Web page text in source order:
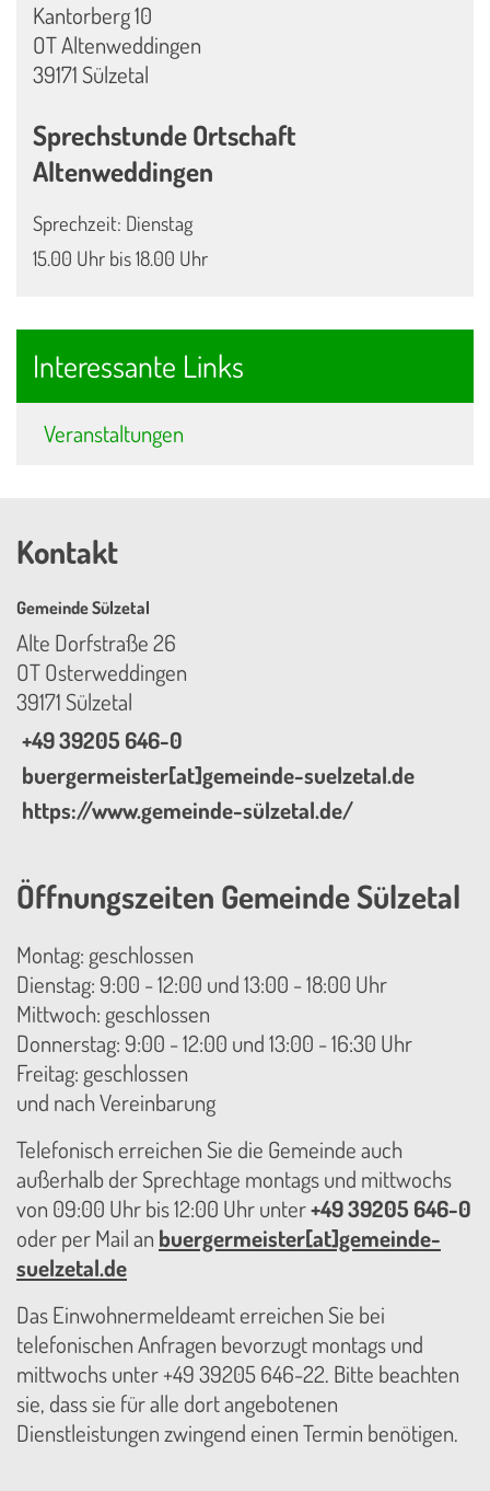
Kantorberg 10
OT Altenweddingen
39171 Sülzetal
Sprechstunde Ortschaft
Altenweddingen
Sprechzeit: Dienstag
15.00 Uhr bis 18.00 Uhr
Interessante Links
Veranstaltungen
Kontakt
Gemeinde Sülzetal
Alte Dorfstraße 26
OT Osterweddingen
39171 Sülzetal
+49 39205 646-0
buergermeister[at]gemeinde-suelzetal.de
https://www.gemeinde-sülzetal.de/
Öffnungszeiten Gemeinde Sülzetal
Montag: geschlossen
Dienstag: 9:00 - 12:00 und 13:00 - 18:00 Uhr
Mittwoch: geschlossen
Donnerstag: 9:00 - 12:00 und 13:00 - 16:30 Uhr
Freitag: geschlossen
und nach Vereinbarung
Telefonisch erreichen Sie die Gemeinde auch
außerhalb der Sprechtage montags und mittwochs
von 09:00 Uhr bis 12:00 Uhr unter+49 39205 646-0
oder per Mail an buergermeister[at]gemeinde-
suelzetal.de
Das Einwohnermeldeamt erreichen Sie bei
telefonischen Anfragen bevorzugt montags und
mittwochs unter +49 39205 646-22. Bitte beachten
sie, dass sie für alle dort angebotenen
Dienstleistungen zwingend einen Termin benötigen.